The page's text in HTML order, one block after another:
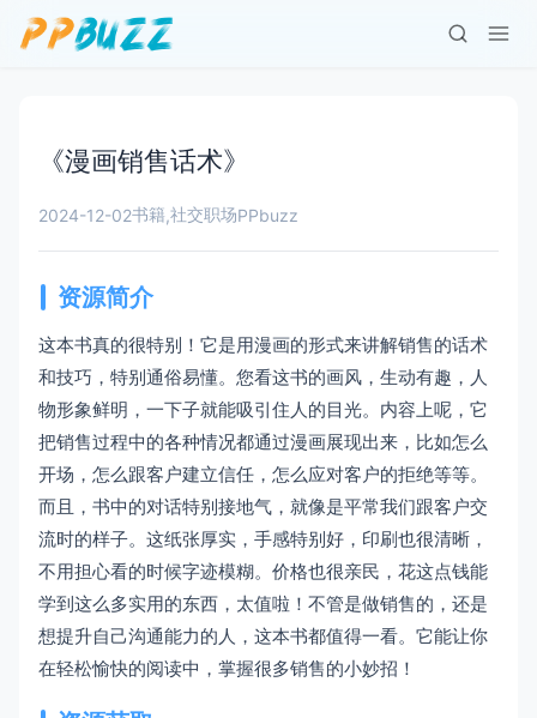
《漫画销售话术》
2024-12-02书籍,社交职场PPbuzz
资源简介
这本书真的很特别！它是用漫画的形式来讲解销售的话术
和技巧，特别通俗易懂。您看这书的画风，生动有趣，人
物形象鲜明，一下子就能吸引住人的目光。内容上呢，它
把销售过程中的各种情况都通过漫画展现出来，比如怎么
开场，怎么跟客户建立信任，怎么应对客户的拒绝等等。
而且，书中的对话特别接地气，就像是平常我们跟客户交
流时的样子。这纸张厚实，手感特别好，印刷也很清晰，
不用担心看的时候字迹模糊。价格也很亲民，花这点钱能
学到这么多实用的东西，太值啦！不管是做销售的，还是
想提升自己沟通能力的人，这本书都值得一看。它能让你
在轻松愉快的阅读中，掌握很多销售的小妙招！